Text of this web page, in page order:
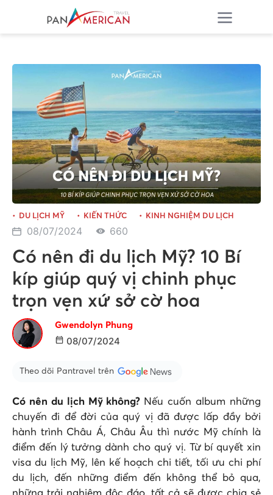
DU LỊCH MỸ KIẾN THỨC KINH NGHIỆM DU LỊCH
08/07/2024 660
Có nên đi du lịch Mỹ? 10 Bí
kíp giúp quý vị chinh phục
trọn vẹn xứ sở cờ hoa
Gwendolyn Phung
08/07/2024
Theo dõi Pantravel trên
Có nên du lịch Mỹ không? Nếu cuốn album những
chuyến đi để đời của quý vị đã được lấp đầy bởi
hành trình Châu Á, Châu Âu thì nước Mỹ chính là
điểm đến lý tưởng dành cho quý vị. Từ bí quyết xin
visa du lịch Mỹ, lên kế hoạch chi tiết, tối ưu chi phí
du lịch, đến những điểm đến không thể bỏ qua,